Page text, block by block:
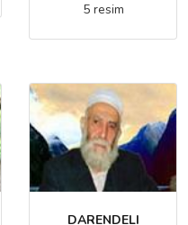
5 resim
DARENDELI